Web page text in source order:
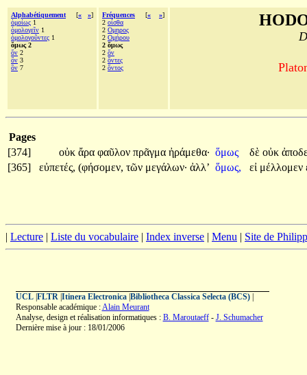
Alphabétiquement [« »]
ὁμοίως 1
ὁμολογεῖν 1
ὁμολογοῦντες 1
ὅμως 2
ὄν 2
ὂν 3
ὃν 7
Fréquences [« »]
2 οἶσθα
2 Ομηρος
2 Ομήρου
2 ὅμως
2 ὄν
2 ὄντες
2 ὄντος
Pages
[374]
οὐκ ἄρα φαῦλον πρᾶγμα ἠράμεθα· ὅμως δὲ οὐκ
[365]
εὐπετές, (φήσομεν, τῶν μεγάλων· ἀλλ’ ὅμως, εἰ μέλλομεν
| Lecture | Liste du vocabulaire | Index inverse | Menu | Site de
UCL| FLTR| Itinera Electronica| Bibliotheca Classica Selecta (BCS)|
Responsable académique :Alain Meurant
Analyse, design et réalisation informatiques : B. Maroutaeff- J. Schumacher
Dernière mise à jour : 18/01/2006